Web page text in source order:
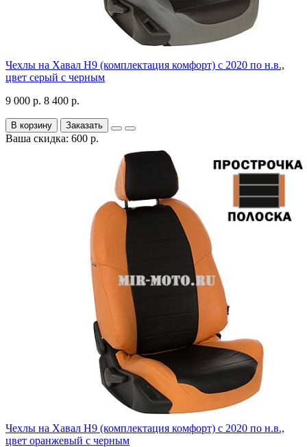
Чехлы на Хавал H9 (комплектация комфорт) с 2020 по н.в.,
цвет серый с черным
9 000 р. 8 400 р.
В корзину Заказать
Ваша скидка: 600 р.
Чехлы на Хавал H9 (комплектация комфорт) с 2020 по н.в.,
цвет оранжевый с черным